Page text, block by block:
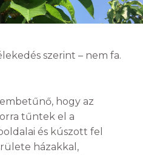
szerint – nem fa.
hogy az
tűntek el a
és kúszott fel
házakkal,